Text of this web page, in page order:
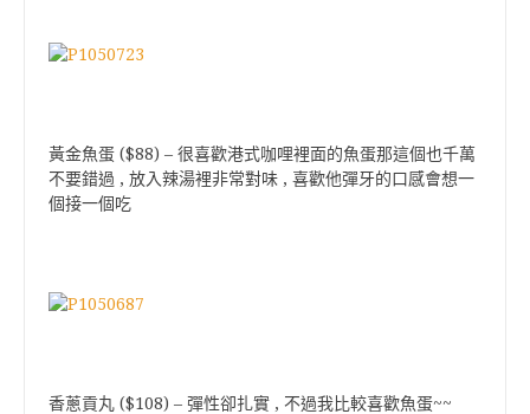
黃金魚蛋 ($88) – 很喜歡港式咖哩裡面的魚蛋那這個也千萬
不要錯過 , 放入辣湯裡非常對味 , 喜歡他彈牙的口感會想一
個接一個吃
香蔥貢丸 ($108) – 彈性卻扎實 , 不過我比較喜歡魚蛋~~